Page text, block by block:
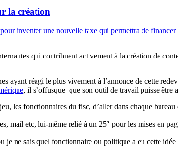
la création
inventer une nouvelle taxe qui permettra de
qui contribuent activement à la création de
ayant réagi le plus vivement à l’annonce de cette
, il s’offusque que son outil de travail puisse être
les fonctionnaires du fisc, d’aller dans chaque
mail etc, lui-même relié à un 25″ pour les mises en
ne sais quel fonctionnaire ou politique a eu cette idée